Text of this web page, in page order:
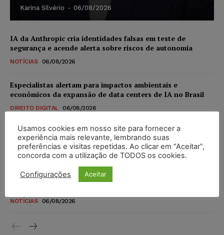
Karina Silvério - 06/08/2026
IA da Anthropic cria identidades falsas em teste de
segurança e acende alerta sobre riscos de autonomia
NOTÍCIAS 06/08/2026
Especialistas alertam para impactos ambientais e
econômicos da expansão de data centers de IA no Brasil
DIREITO DIGITAL 06/08/2026
TSE reforça que sistemas das urnas eletrônicas tornam-se
invioláveis após assinatura digital e lacração
NOTÍCIAS 06/08/2026
STF inicia julgamento sobre constitucionalidade da
NOTÍCIAS 06/08/2026
Usamos cookies em nosso site para fornecer a
experiência mais relevante, lembrando suas
preferências e visitas repetidas. Ao clicar em “Aceitar”,
concorda com a utilização de TODOS os cookies.
Configurações Aceitar